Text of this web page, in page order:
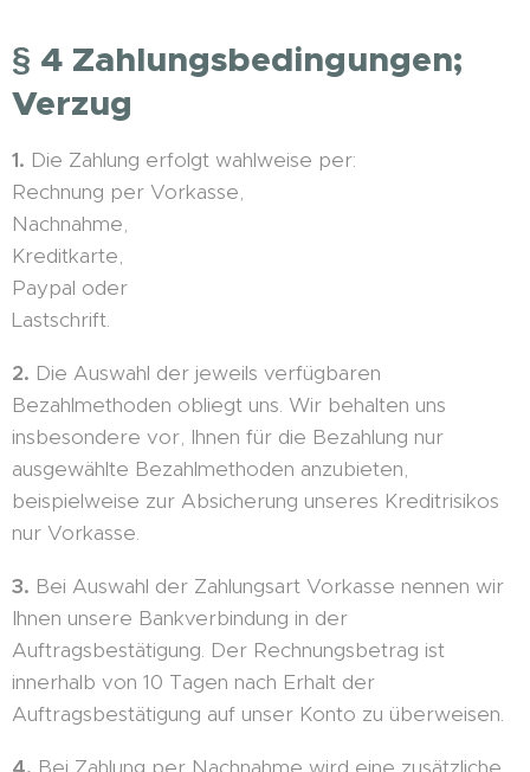
§ 4 Zahlungsbedingungen;
Verzug
1. Die Zahlung erfolgt wahlweise per:
Rechnung per Vorkasse,
Nachnahme,
Kreditkarte,
Paypal oder
Lastschrift.
2. Die Auswahl der jeweils verfügbaren
Bezahlmethoden obliegt uns. Wir behalten uns
insbesondere vor, Ihnen für die Bezahlung nur
ausgewählte Bezahlmethoden anzubieten,
beispielweise zur Absicherung unseres Kreditrisikos
nur Vorkasse.
3. Bei Auswahl der Zahlungsart Vorkasse nennen wir
Ihnen unsere Bankverbindung in der
Auftragsbestätigung. Der Rechnungsbetrag ist
innerhalb von 10 Tagen nach Erhalt der
Auftragsbestätigung auf unser Konto zu überweisen.